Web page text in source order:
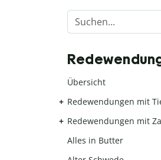
Übersicht
Redewendungen mit
Redewendungen mit
Alles in Butter